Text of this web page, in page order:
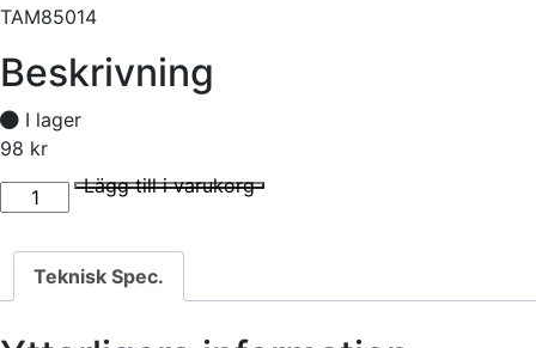
TAM85014
Beskrivning
I lager
98 kr
I lager
TS-14 Black mängd Lägg till i varukorg
Teknisk Spec.